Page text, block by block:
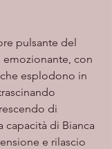
con
esplodono in
di
capacità di Bianca
e rilascio